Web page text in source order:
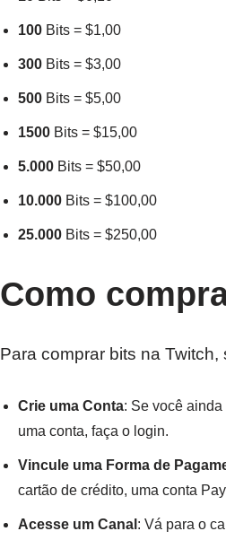
100 Bits = $1,00
300 Bits = $3,00
500 Bits = $5,00
1500 Bits = $15,00
5.000 Bits = $50,00
10.000 Bits = $100,00
25.000 Bits = $250,00
Como
Para comprar bits na
Crie uma Conta: Se você ainda
uma conta, faça o login.
Vincule uma Forma de
cartão de crédito, uma conta
Acesse um Canal : Vá para o